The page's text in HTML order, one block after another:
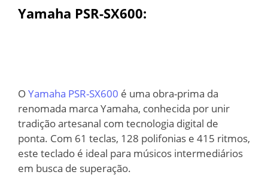
Yamaha PSR-SX600:
OYamaha PSR-SX600 é uma obra-prima da
renomada marca Yamaha, conhecida por unir
tradição artesanal com tecnologia digital de
ponta. Com 61 teclas, 128 polifonias e 415 ritmos,
este teclado é ideal para músicos intermediários
em busca de superação.